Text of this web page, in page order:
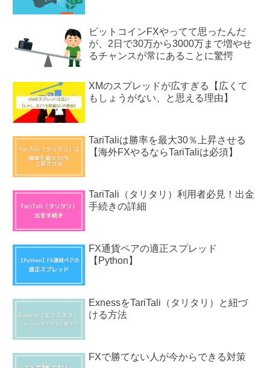
ビットコインFXやってて思ったんだ
が、2日で30万から3000万まで増やせ
るチャンスが常にあることに驚愕
XMのスプレッドが広すぎる【広くて
もしょうがない、と思える理由】
TariTaliは勝率を最大30％上昇させる
【海外FXやるならTariTaliは必須】
TariTali（タリタリ）利用者必見！出金
手続きの詳細
FX通貨ペアの適正スプレッド
【Python】
ExnessをTariTali（タリタリ）と紐づ
ける方法
FXで勝てない人が今からできる対策